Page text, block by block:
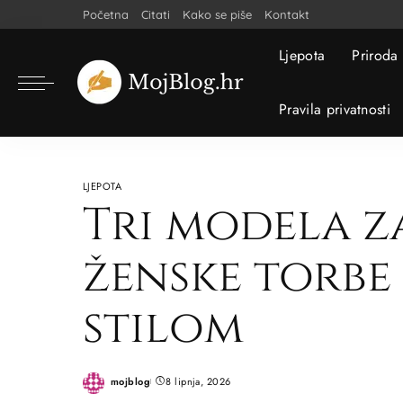
Početna Citati Kako se piše Kontakt
Ljepota Priroda
Pravila privatnosti
LJEPOTA
Tri modela
ženske
stilom
Posted
mojblog 8 lipnja, 2026